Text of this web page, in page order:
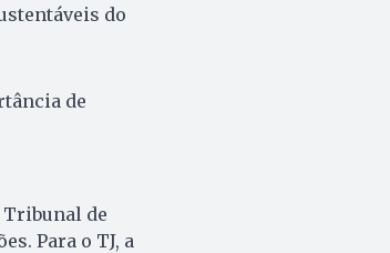
do
de
Tribunal de
Para o TJ, a